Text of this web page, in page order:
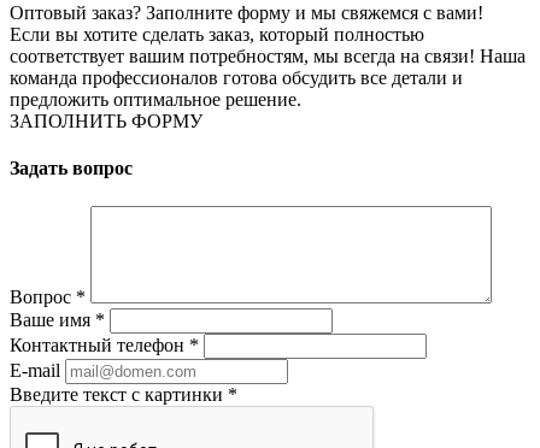
Оптовый заказ? Заполните форму и мы свяжемся с вами!
Если вы хотите сделать заказ, который полностью
соответствует вашим потребностям, мы всегда на связи! Наша
команда профессионалов готова обсудить все детали и
предложить оптимальное решение.
ЗАПОЛНИТЬ ФОРМУ
Задать вопрос
Вопрос *
Ваше имя *
Контактный телефон *
E-mail
Введите текст с картинки *